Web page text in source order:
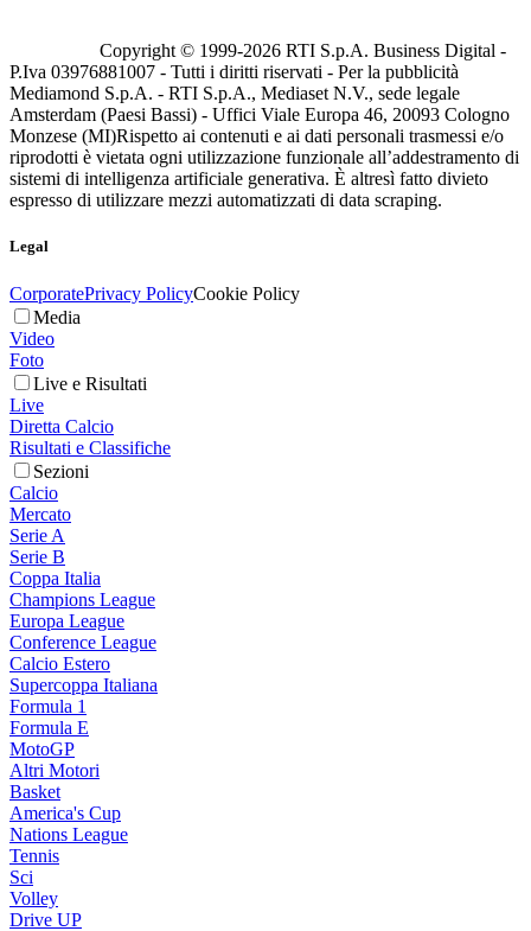
Copyright © 1999-2026 RTI S.p.A. Business Digital -
P.Iva 03976881007 - Tutti i diritti riservati - Per la pubblicità
Mediamond S.p.A. - RTI S.p.A., Mediaset N.V., sede legale
Amsterdam (Paesi Bassi) - Uffici Viale Europa 46, 20093 Cologno
Monzese (MI)Rispetto ai contenuti e ai dati personali trasmessi e/o
riprodotti è vietata ogni utilizzazione funzionale all’addestramento di
sistemi di intelligenza artificiale generativa. È altresì fatto divieto
espresso di utilizzare mezzi automatizzati di data scraping.
Legal
CorporatePrivacy PolicyCookie Policy
Media
Video
Foto
Live e Risultati
Live
Diretta Calcio
Risultati e Classifiche
Sezioni
Calcio
Mercato
Serie A
Serie B
Coppa Italia
Champions League
Europa League
Conference League
Calcio Estero
Supercoppa Italiana
Formula 1
Formula E
MotoGP
Altri Motori
Basket
America's Cup
Nations League
Tennis
Sci
Volley
Drive UP